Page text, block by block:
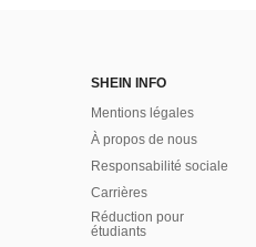
SHEIN INFO
Mentions légales
À propos de nous
Responsabilité sociale
Carrières
Réduction pour
étudiants